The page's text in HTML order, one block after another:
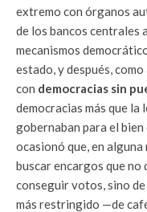
extremo con órganos
de los bancos centrales
mecanismos
estado, y después,
con democracias sin
democracias más que
gobernaban para el
ocasionó que, en
buscar encargos que no
conseguir votos, sino
más restringido —de